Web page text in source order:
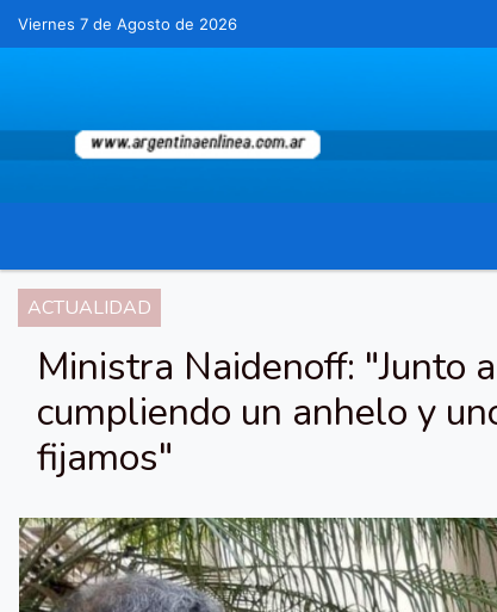
Viernes 7 de Agosto de 2026Hoy es Viernes 7 de Agosto de 2026 y son
ACTUALIDAD
Ministra Naidenoff: "Junto
cumpliendo un anhelo y
fijamos"